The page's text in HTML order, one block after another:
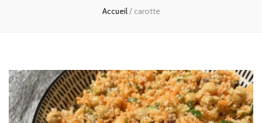
Accueil/ carotte